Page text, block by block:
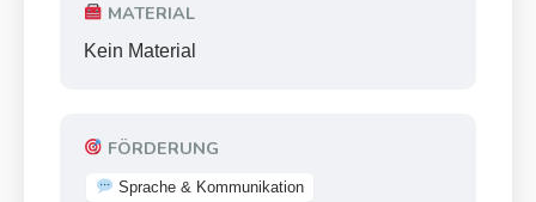
MATERIAL
Kein Material
FÖRDERUNG
Sprache & Kommunikation